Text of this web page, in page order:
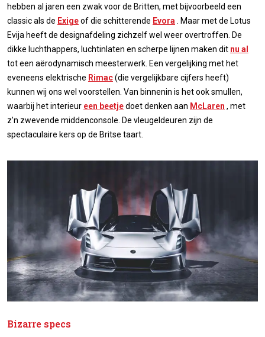
hebben al jaren een zwak voor de Britten, met bijvoorbeeld een
classic als de Exigeof die schitterende Evora . Maar met de Lotus
Evija heeft de designafdeling zichzelf wel weer overtroffen. De
dikke luchthappers, luchtinlaten en scherpe lijnen maken dit nu al
tot een aërodynamisch meesterwerk. Een vergelijking met het
eveneens elektrische Rimac(die vergelijkbare cijfers heeft)
kunnen wij ons wel voorstellen. Van binnenin is het ook smullen,
waarbij het interieur een beetjedoet denken aan McLaren , met
z’n zwevende middenconsole. De vleugeldeuren zijn de
spectaculaire kers op de Britse taart.
Bizarre specs